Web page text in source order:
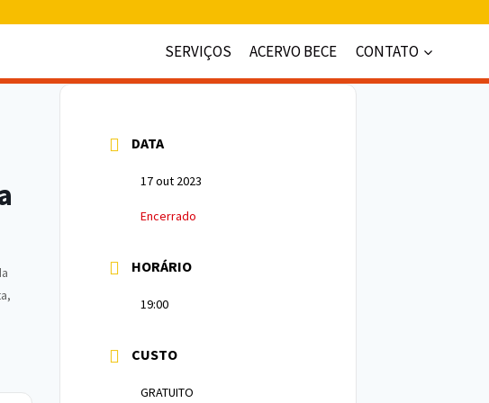
SERVIÇOS
ACERVO BECE CONTATO
DATA
17 out 2023
Encerrado
HORÁRIO
19:00
CUSTO
GRATUITO